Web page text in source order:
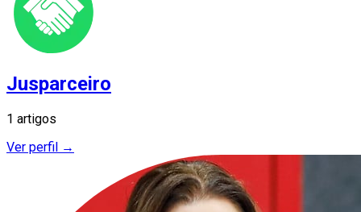
Jusparceiro
1 artigos
Ver perfil →